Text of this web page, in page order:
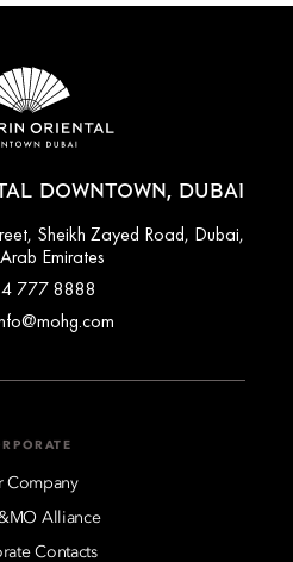
DOWNTOWN, DUBAI
Sheikh Zayed Road, Dubai,
Emirates
777 8888
Company
Alliance
Contacts